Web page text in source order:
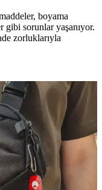
boyama
gibi sorunlar yaşanıyor.
zorluklarıyla